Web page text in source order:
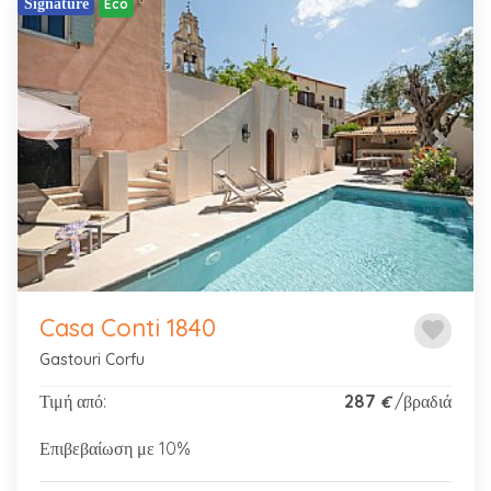
Signature Eco
Previous Next
favorite
Casa Conti 1840
Gastouri Corfu
Τιμή από: 287 €/βραδιά
Επιβεβαίωση με 10%